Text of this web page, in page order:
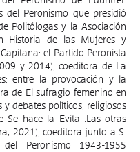
del Peronismo que presidió
Politólogas y la Asociación
Historia de las Mujeres y
el Partido Peronista
y 2014); coeditora de La
entre la provocación y la
de El sufragio femenino en
debates políticos, religiosos
Se hace la Evita...Las otras
2021); coeditora junto a S.
Peronismo 1943-1955